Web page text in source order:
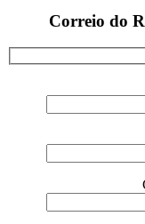
Correio do